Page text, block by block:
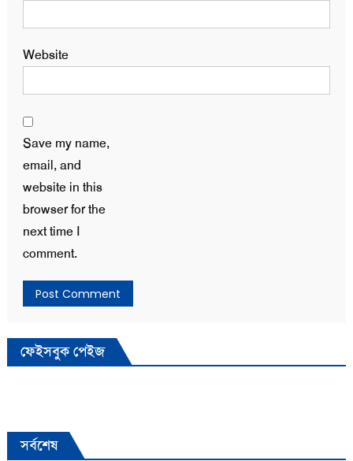
Website
Save my name,
email, and
website in this
browser for the
next time I
comment.
ফেইসবুক পেইজ
সর্বশেষ